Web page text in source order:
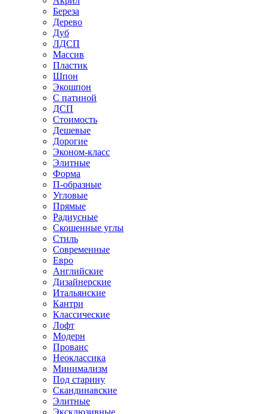
Береза
Дерево
Дуб
ЛДСП
Массив
Пластик
Шпон
Экошпон
С патиной
ДСП
Стоимость
Дешевые
Дорогие
Эконом-класс
Элитные
Форма
П-образные
Угловые
Прямые
Радиусные
Скошенные углы
Стиль
Современные
Евро
Английские
Дизайнерские
Итальянские
Кантри
Классические
Лофт
Модерн
Прованс
Неоклассика
Минимализм
Под старину
Скандинавские
Элитные
Эксклюзивные